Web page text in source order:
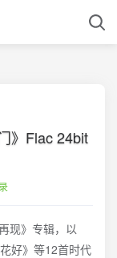
》Flac 24bit
现》专辑，以
好》等12首时代